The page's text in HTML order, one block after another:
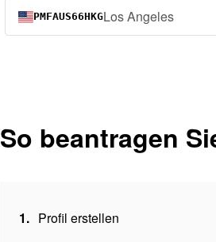
PMFAUS66HKGLos Angeles
So beantragen
1. Profil erstellen